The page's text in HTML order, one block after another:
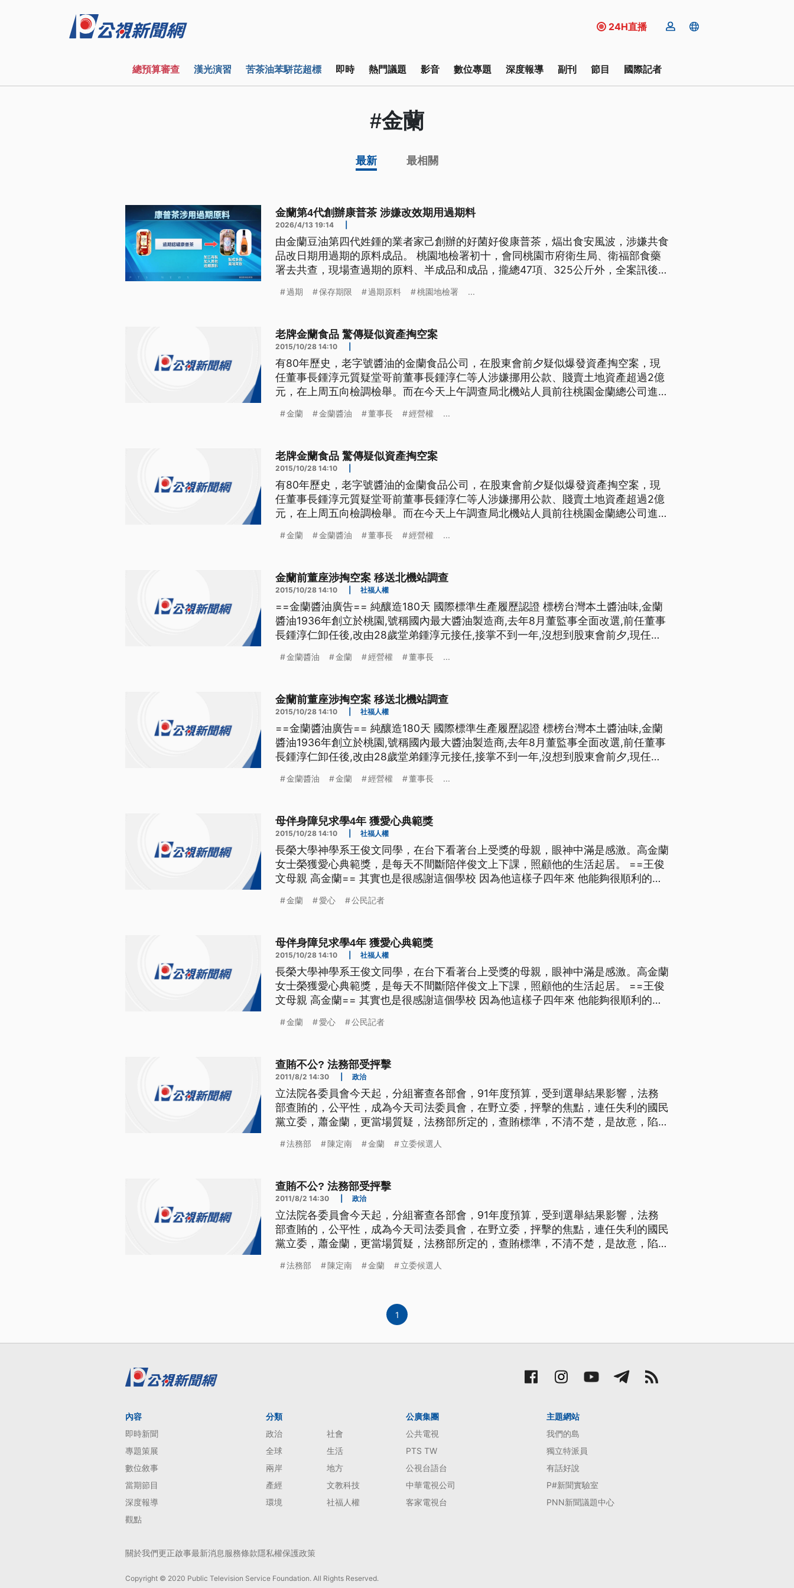
24H直播
總預算審查 漢光演習 苦茶油苯駢芘超標 即時 熱門議題 影音 數位專題 深度報導 副刊 節目 國際記者
#金蘭
最新 最相關
金蘭第4代創辦康普茶 涉嫌改效期用過期料
2026/4/13 19:14
由金蘭豆油第四代姓鍾的業者家己創辦的好菌好俊康普茶，煏出食安風波，涉嫌共食
品改日期用過期的原料成品。 桃園地檢署初十，會同桃園市府衛生局、衛福部食藥
署去共查，現場查過期的原料、半成品和成品，攏總47項、325公斤外，全案訊後，
過期 保存期限 過期原料 桃園地檢署 ...
老牌金蘭食品 驚傳疑似資產掏空案
2015/10/28 14:10
有80年歷史，老字號醬油的金蘭食品公司，在股東會前夕疑似爆發資產掏空案，現
任董事長鍾淳元質疑堂哥前董事長鍾淳仁等人涉嫌挪用公款、賤賣土地資產超過2億
元，在上周五向檢調檢舉。而在今天上午調查局北機站人員前往桃園金蘭總公司進行
味,金蘭醬油1936年創立於桃園,號稱國內最大醬油製造商,去年8月董監事全面改
金蘭 金蘭醬油 董事長 經營權 ...
老牌金蘭食品 驚傳疑似資產掏空案
2015/10/28 14:10
有80年歷史，老字號醬油的金蘭食品公司，在股東會前夕疑似爆發資產掏空案，現
任董事長鍾淳元質疑堂哥前董事長鍾淳仁等人涉嫌挪用公款、賤賣土地資產超過2億
元，在上周五向檢調檢舉。而在今天上午調查局北機站人員前往桃園金蘭總公司進行
味,金蘭醬油1936年創立於桃園,號稱國內最大醬油製造商,去年8月董監事全面改
金蘭 金蘭醬油 董事長 經營權 ...
金蘭前董座涉掏空案 移送北機站調查
2015/10/28 14:10 社福人權
==金蘭醬油廣告== 純釀造180天 國際標準生產履歷認證 標榜台灣本土醬油味,金蘭
醬油1936年創立於桃園,號稱國內最大醬油製造商,去年8月董監事全面改選,前任董事
長鍾淳仁卸任後,改由28歲堂弟鍾淳元接任,接掌不到一年,沒想到股東會前夕,現任董
元, ==金蘭委任律師 胡原龍== 這個是(賤賣土地)
金蘭醬油 金蘭 經營權 董事長 ...
金蘭前董座涉掏空案 移送北機站調查
2015/10/28 14:10 社福人權
==金蘭醬油廣告== 純釀造180天 國際標準生產履歷認證 標榜台灣本土醬油味,金蘭
醬油1936年創立於桃園,號稱國內最大醬油製造商,去年8月董監事全面改選,前任董事
長鍾淳仁卸任後,改由28歲堂弟鍾淳元接任,接掌不到一年,沒想到股東會前夕,現任董
元, ==金蘭委任律師 胡原龍== 這個是(賤賣土地)
金蘭醬油 金蘭 經營權 董事長 ...
母伴身障兒求學4年 獲愛心典範獎
2015/10/28 14:10 社福人權
長榮大學神學系王俊文同學，在台下看著台上受獎的母親，眼神中滿是感激。高金蘭
女士榮獲愛心典範獎，是每天不間斷陪伴俊文上下課，照顧他的生活起居。 ==王俊
文母親 高金蘭== 其實也是很感謝這個學校 因為他這樣子四年來 他能夠很順利的畢
善 王俊文過去在服役期間，不慎受傷導致全身癱瘓，四肢僅剩手部些許功
金蘭 愛心 公民記者
母伴身障兒求學4年 獲愛心典範獎
2015/10/28 14:10 社福人權
長榮大學神學系王俊文同學，在台下看著台上受獎的母親，眼神中滿是感激。高金蘭
女士榮獲愛心典範獎，是每天不間斷陪伴俊文上下課，照顧他的生活起居。 ==王俊
文母親 高金蘭== 其實也是很感謝這個學校 因為他這樣子四年來 他能夠很順利的畢
善 王俊文過去在服役期間，不慎受傷導致全身癱瘓，四肢僅剩手部些許功
金蘭 愛心 公民記者
查賄不公? 法務部受抨擊
2011/8/2 14:30 政治
立法院各委員會今天起，分組審查各部會，91年度預算，受到選舉結果影響，法務
部查賄的，公平性，成為今天司法委員會，在野立委，抨擊的焦點，連任失利的國民
黨立委，蕭金蘭，更當場質疑，法務部所定的，查賄標準，不清不楚，是故意，陷人
公平蕭金蘭在高雄市參選，選前三天曾因贈送選民驗鈔筆遭到檢方起訴，連任失敗，
法務部 陳定南 金蘭 立委候選人
查賄不公? 法務部受抨擊
2011/8/2 14:30 政治
立法院各委員會今天起，分組審查各部會，91年度預算，受到選舉結果影響，法務
部查賄的，公平性，成為今天司法委員會，在野立委，抨擊的焦點，連任失利的國民
黨立委，蕭金蘭，更當場質疑，法務部所定的，查賄標準，不清不楚，是故意，陷人
公平蕭金蘭在高雄市參選，選前三天曾因贈送選民驗鈔筆遭到檢方起訴，連任失敗，
法務部 陳定南 金蘭 立委候選人
1
內容
即時新聞
專題策展
數位敘事
當期節目
深度報導
觀點
分類
政治
社會
全球
生活
兩岸
地方
產經
文教科技
環境
社福人權
公廣集團
公共電視
PTS TW
公視台語台
中華電視公司
客家電視台
主題網站
我們的島
獨立特派員
有話好說
P#新聞實驗室
PNN新聞議題中心
關於我們更正啟事最新消息服務條款隱私權保護政策
Copyright © 2020 Public Television Service Foundation. All Rights Reserved.